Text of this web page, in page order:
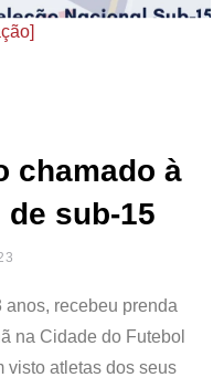
chamado à
sub-15
recebeu prenda
na Cidade do Futebol
visto atletas dos seus